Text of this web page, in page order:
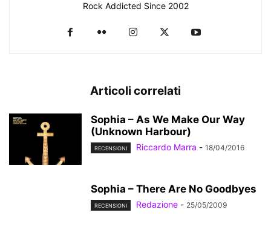
Rock Addicted Since 2002
Articoli correlati
Sophia – As We Make Our Way
(Unknown Harbour)
RECENSIONI Riccardo Marra - 18/04/2016
Sophia – There Are No Goodbyes
RECENSIONI Redazione - 25/05/2009